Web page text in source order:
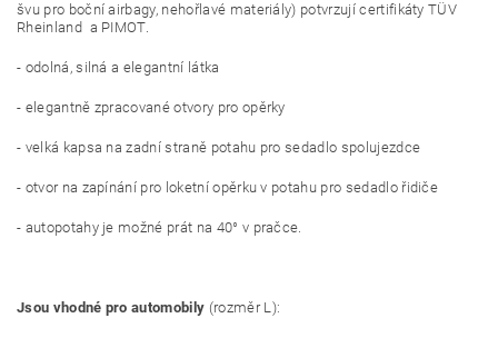
švu pro boční airbagy, nehořlavé materiály) potvrzují certifikáty TÜV
Rheinland a PIMOT.
- odolná, silná a elegantní látka
- elegantně zpracované otvory pro opěrky
- velká kapsa na zadní straně potahu pro sedadlo spolujezdce
- otvor na zapínání pro loketní opěrku v potahu pro sedadlo řidiče
- autopotahy je možné prát na 40° v pračce.
Jsou vhodné pro automobily (rozměr L):